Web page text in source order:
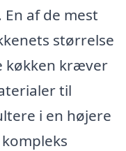
af de mest
størrelse
køkken kræver
til
i en højere